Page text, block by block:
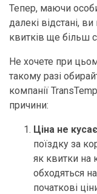
Тепер, маючи
далекі відстані,
квитків ще більш
Не хочете при
такому разі
компанії
причини:
Ціна не
поїздку за
як квитки на
обходяться
початкові